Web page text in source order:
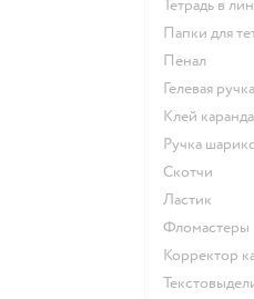
Тетрадь в
Папки для
Пенал
Гелевая ручка
Клей
Ручка
Скотчи
Ластик
Фломастеры
Корректор